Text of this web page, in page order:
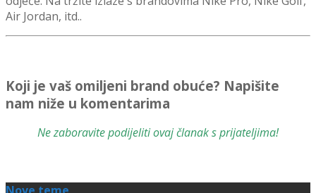
Air Jordan, itd..
Koji je vaš omiljeni brand obuće? Napišite
nam niže u komentarima
Ne zaboravite podijeliti ovaj članak s prijateljima!